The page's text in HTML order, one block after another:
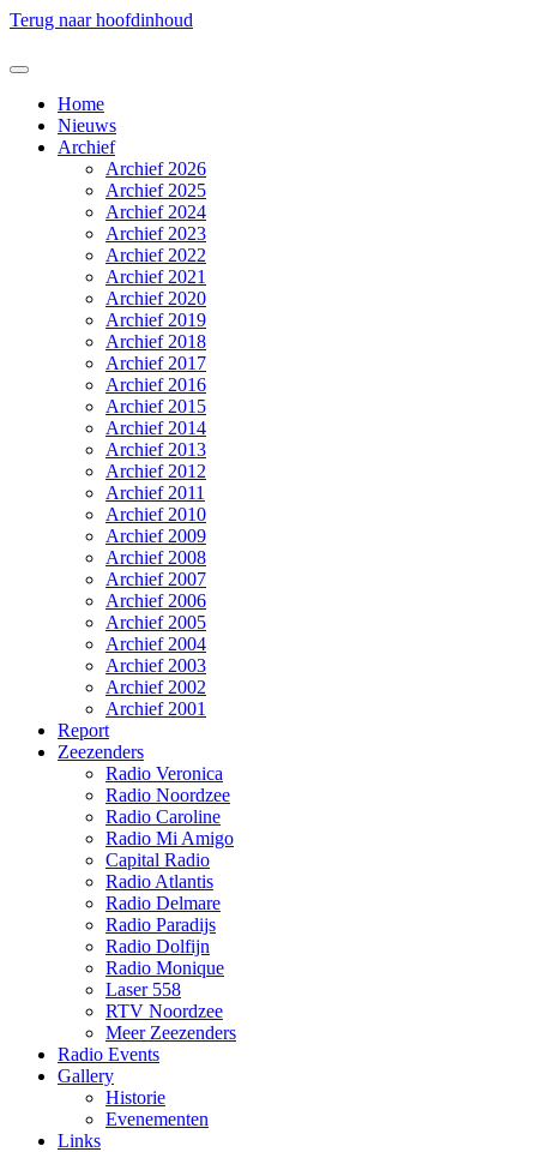
Terug naar hoofdinhoud
Home
Nieuws
Archief
Archief 2026
Archief 2025
Archief 2024
Archief 2023
Archief 2022
Archief 2021
Archief 2020
Archief 2019
Archief 2018
Archief 2017
Archief 2016
Archief 2015
Archief 2014
Archief 2013
Archief 2012
Archief 2011
Archief 2010
Archief 2009
Archief 2008
Archief 2007
Archief 2006
Archief 2005
Archief 2004
Archief 2003
Archief 2002
Archief 2001
Report
Zeezenders
Radio Veronica
Radio Noordzee
Radio Caroline
Radio Mi Amigo
Capital Radio
Radio Atlantis
Radio Delmare
Radio Paradijs
Radio Dolfijn
Radio Monique
Laser 558
RTV Noordzee
Meer Zeezenders
Radio Events
Gallery
Historie
Evenementen
Links